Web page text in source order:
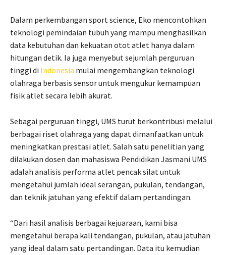
Dalam perkembangan sport science, Eko mencontohkan
teknologi pemindaian tubuh yang mampu menghasilkan
data kebutuhan dan kekuatan otot atlet hanya dalam
hitungan detik. Ia juga menyebut sejumlah perguruan
tinggi di Indonesia mulai mengembangkan teknologi
olahraga berbasis sensor untuk mengukur kemampuan
fisik atlet secara lebih akurat.
Sebagai perguruan tinggi, UMS turut berkontribusi melalui
berbagai riset olahraga yang dapat dimanfaatkan untuk
meningkatkan prestasi atlet. Salah satu penelitian yang
dilakukan dosen dan mahasiswa Pendidikan Jasmani UMS
adalah analisis performa atlet pencak silat untuk
mengetahui jumlah ideal serangan, pukulan, tendangan,
dan teknik jatuhan yang efektif dalam pertandingan.
“Dari hasil analisis berbagai kejuaraan, kami bisa
mengetahui berapa kali tendangan, pukulan, atau jatuhan
yang ideal dalam satu pertandingan. Data itu kemudian